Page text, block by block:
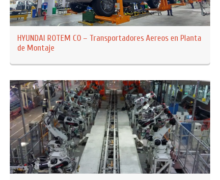
HYUNDAI ROTEM CO – Transportadores Aereos en Planta
de Montaje